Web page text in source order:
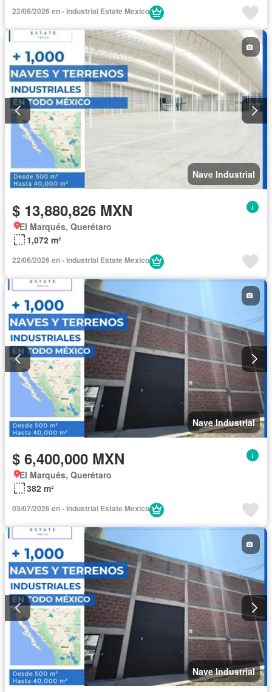
22/06/2026 en - Industrial Estate Mexico
Nave Industrial
$ 13,880,826 MXN
El Marqués, Querétaro
1,072 m²
22/06/2026 en - Industrial Estate Mexico
Nave Industrial
$ 6,400,000 MXN
El Marqués, Querétaro
382 m²
03/07/2026 en - Industrial Estate Mexico
Nave Industrial